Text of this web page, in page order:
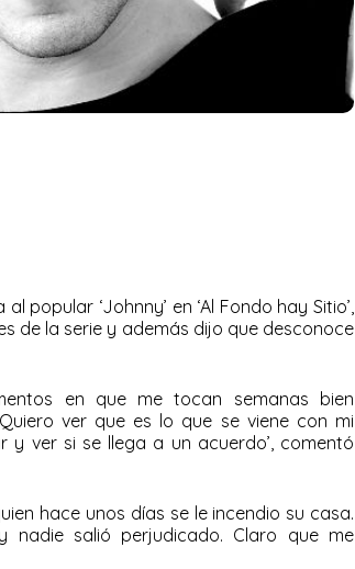
popular ‘Johnny’ en ‘Al Fondo hay Sitio’,
de la serie y además dijo que desconoce
en que me tocan semanas bien
ver que es lo que se viene con mi
ver si se llega a un acuerdo’, comentó
hace unos días se le incendio su casa.
nadie salió perjudicado. Claro que me